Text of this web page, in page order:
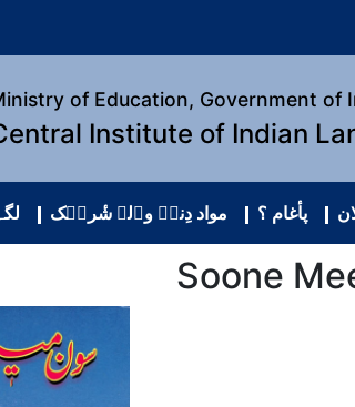
of Education, Government of
Institute of Indian
مواد دِنہٕ وٲلۍ شٔریٖک پأغام ؟
Soone